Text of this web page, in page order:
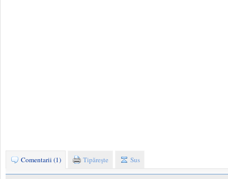
Comentarii (1) Tipăreşte Sus